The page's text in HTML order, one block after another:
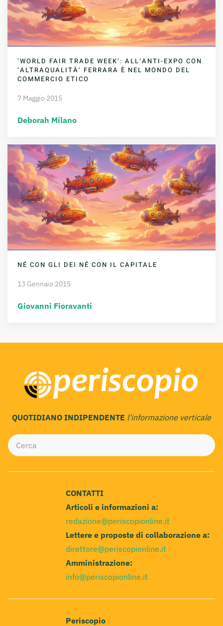
‘WORLD FAIR TRADE WEEK’: ALL’ANTI-EXPO CON
‘ALTRAQUALITÀ’ FERRARA È NEL MONDO DEL
COMMERCIO ETICO
7 Maggio 2015
Deborah Milano
NÉ CON GLI DEI NÉ CON IL CAPITALE
13 Gennaio 2015
Giovanni Fioravanti
QUOTIDIANO INDIPENDENTE l'informazione verticale
CONTATTI
Articoli e informazioni a:
redazione@periscopionline.it
Lettere e proposte di collaborazione a:
direttore@periscopionline.it
Amministrazione:
info@periscopionline.it
Periscopio